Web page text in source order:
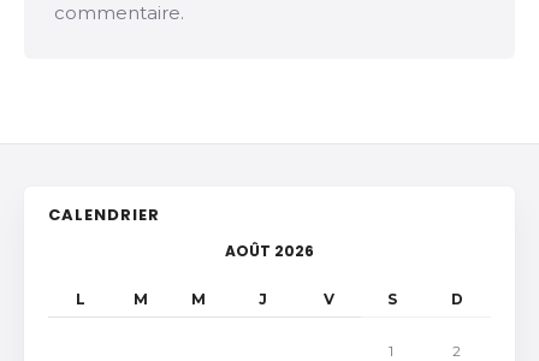
commentaire.
CALENDRIER
AOÛT 2026
L M M J V S D
1 2